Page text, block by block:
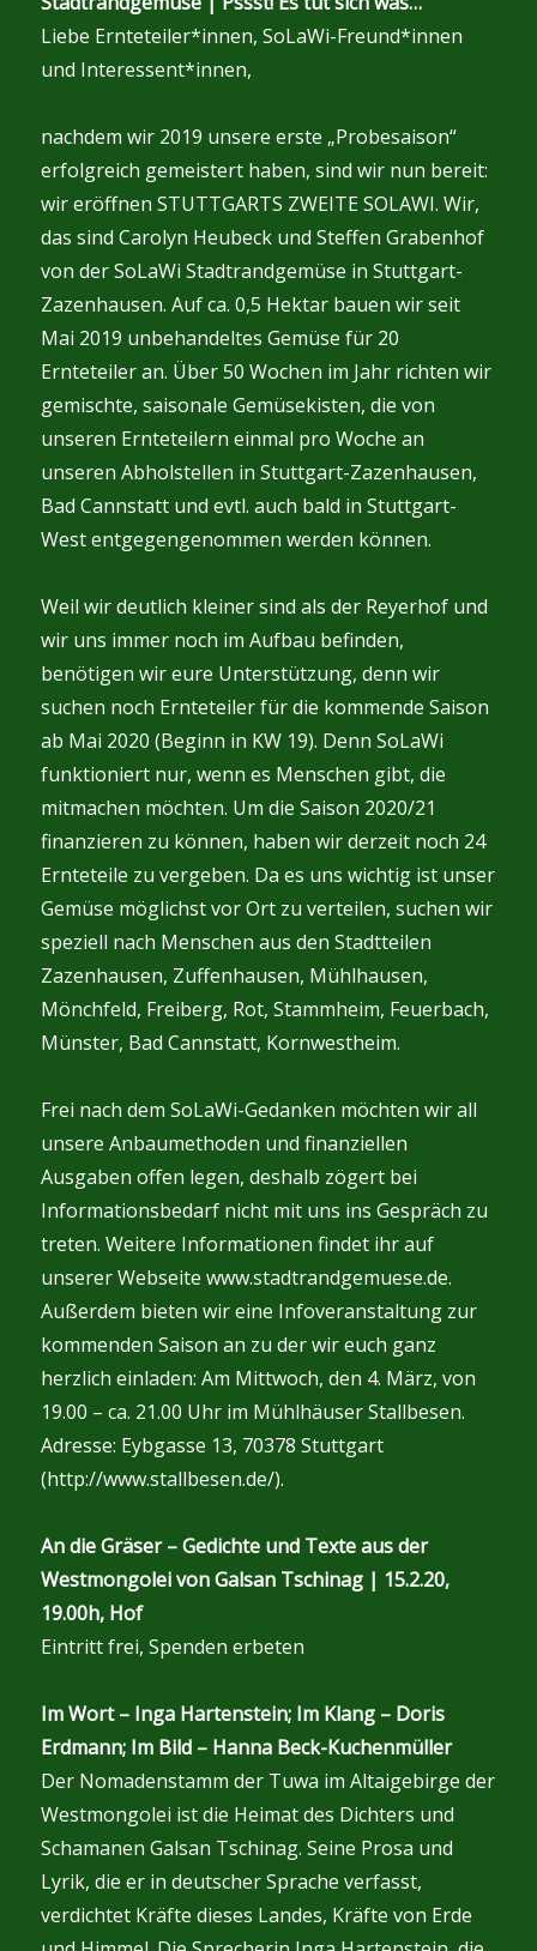
Liebe Ernteteiler*innen, SoLaWi-Freund*innen
und Interessent*innen,
nachdem wir 2019 unsere erste „Probesaison“
erfolgreich gemeistert haben, sind wir nun bereit:
wir eröffnen STUTTGARTS ZWEITE SOLAWI. Wir,
das sind Carolyn Heubeck und Steffen Grabenhof
von der SoLaWi Stadtrandgemüse in Stuttgart-
Zazenhausen. Auf ca. 0,5 Hektar bauen wir seit
Mai 2019 unbehandeltes Gemüse für 20
Ernteteiler an. Über 50 Wochen im Jahr richten wir
gemischte, saisonale Gemüsekisten, die von
unseren Ernteteilern einmal pro Woche an
unseren Abholstellen in Stuttgart-Zazenhausen,
Bad Cannstatt und evtl. auch bald in Stuttgart-
West entgegengenommen werden können.
Weil wir deutlich kleiner sind als der Reyerhof und
wir uns immer noch im Aufbau befinden,
benötigen wir eure Unterstützung, denn wir
suchen noch Ernteteiler für die kommende Saison
ab Mai 2020 (Beginn in KW 19). Denn SoLaWi
funktioniert nur, wenn es Menschen gibt, die
mitmachen möchten. Um die Saison 2020/21
finanzieren zu können, haben wir derzeit noch 24
Ernteteile zu vergeben. Da es uns wichtig ist unser
Gemüse möglichst vor Ort zu verteilen, suchen wir
speziell nach Menschen aus den Stadtteilen
Zazenhausen, Zuffenhausen, Mühlhausen,
Mönchfeld, Freiberg, Rot, Stammheim, Feuerbach,
Münster, Bad Cannstatt, Kornwestheim.
Frei nach dem SoLaWi-Gedanken möchten wir all
unsere Anbaumethoden und finanziellen
Ausgaben offen legen, deshalb zögert bei
Informationsbedarf nicht mit uns ins Gespräch zu
treten. Weitere Informationen findet ihr auf
unserer Webseite www.stadtrandgemuese.de.
Außerdem bieten wir eine Infoveranstaltung zur
kommenden Saison an zu der wir euch ganz
herzlich einladen: Am Mittwoch, den 4. März, von
19.00 – ca. 21.00 Uhr im Mühlhäuser Stallbesen.
Adresse: Eybgasse 13, 70378 Stuttgart
(http://www.stallbesen.de/).
An die Gräser – Gedichte und Texte aus der
Westmongolei von Galsan Tschinag | 15.2.20,
19.00h, Hof
Eintritt frei, Spenden erbeten
Im Wort – Inga Hartenstein; Im Klang – Doris
Erdmann; Im Bild – Hanna Beck-Kuchenmüller
Der Nomadenstamm der Tuwa im Altaigebirge der
Westmongolei ist die Heimat des Dichters und
Schamanen Galsan Tschinag. Seine Prosa und
Lyrik, die er in deutscher Sprache verfasst,
verdichtet Kräfte dieses Landes, Kräfte von Erde